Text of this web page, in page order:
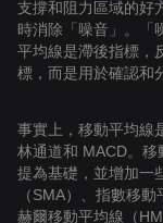
支撐和阻力區域的好
時消除「噪音」。「
平均線是滯後指標，
標，而是用於確認和
事實上，移動平均線
林通道和 MACD。
提為基礎，並增加一
（SMA）、指數移
赫爾移動平均線（